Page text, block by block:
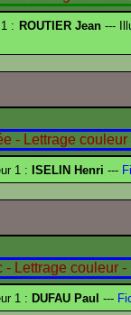
: ROUTIER Jean---
1 : ISELIN Henri ---
1 : DUFAU Paul ---